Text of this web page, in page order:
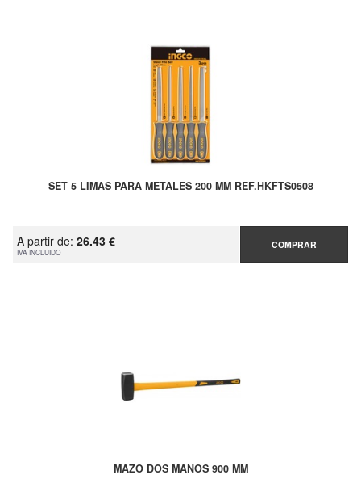
SET 5 LIMAS PARA METALES 200 MM REF.HKFTS0508
A partir de: 26.43 €
IVA INCLUIDO
COMPRAR
MAZO DOS MANOS 900 MM